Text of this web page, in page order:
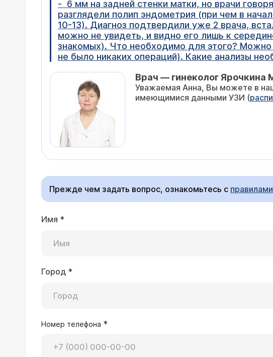
- 6 мм на задней стенки матки, но врачи
разглядели полип эндометрия (при чем в
10-13). Диагноз подтвердили уже 2 врача,
можно не увидеть, и видно его лишь к
знакомых). Что необходимо для этого? Можно
не было никаких операций). Какие анализы
Врач — гинеколог Ярочкина
Уважаемая Анна, Вы можете в
имеющимися данными УЗИ (
Прежде чем задать вопрос, ознакомьтесь с
Имя *
Город *
Номер телефона *